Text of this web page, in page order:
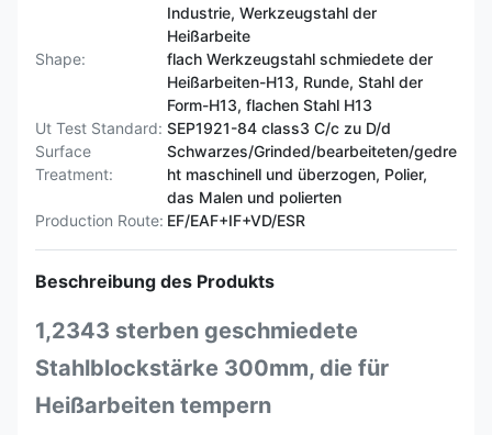
Industrie, Werkzeugstahl der
Heißarbeite
Shape:
flach Werkzeugstahl schmiedete der
Heißarbeiten-H13, Runde, Stahl der
Form-H13, flachen Stahl H13
Ut Test Standard: SEP1921-84 class3 C/c zu D/d
Surface
Treatment:
Schwarzes/Grinded/bearbeiteten/gedre
ht maschinell und überzogen, Polier,
das Malen und polierten
Production Route: EF/EAF+IF+VD/ESR
Beschreibung des Produkts
1,2343 sterben geschmiedete
Stahlblockstärke 300mm, die für
Heißarbeiten tempern